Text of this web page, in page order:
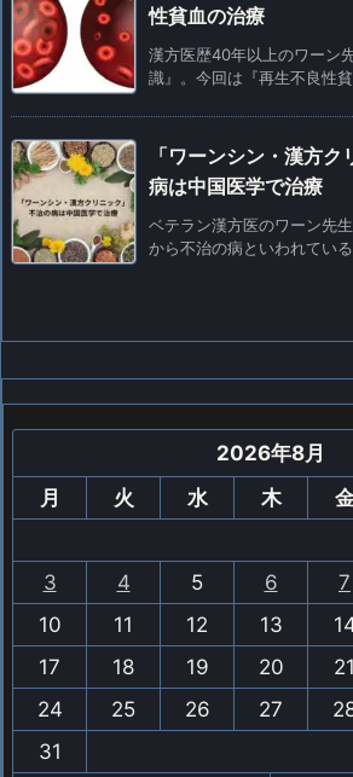
性貧血の治療
漢方医歴40年以上のワーン
識』。今回は『再生不良性
「ワーンシン・漢方
病は中国医学で治療
ベテラン漢方医のワーン先
から不治の病といわれてい
2026年8月
月
火 水 木
3
4 5 6 7
10
11 12 13
17
18 19 20 21
24
25 26 27
31